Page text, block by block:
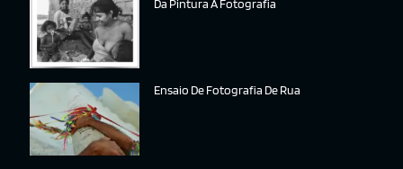
Da Pintura À Fotografia
Ensaio De Fotografia De Rua